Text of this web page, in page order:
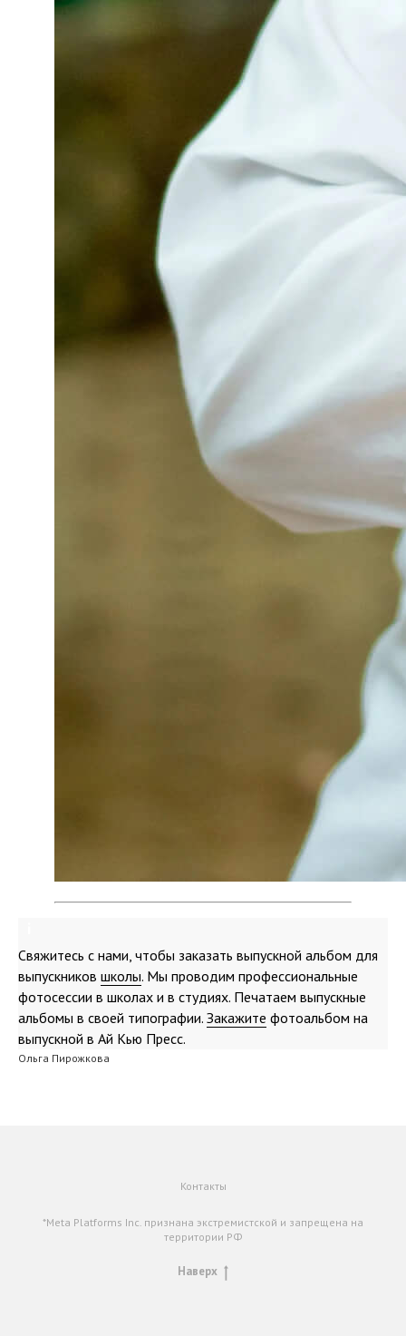
Свяжитесь с нами, чтобы заказать выпускной альбом для
выпускников школы. Мы проводим профессиональные
фотосессии в школах и в студиях. Печатаем выпускные
альбомы в своей типографии. Закажите фотоальбом на
выпускной в Ай Кью Пресс.
Ольга Пирожкова
Контакты
*Meta Platforms Inc. признана экстремистской и запрещена на
территории РФ
Наверх